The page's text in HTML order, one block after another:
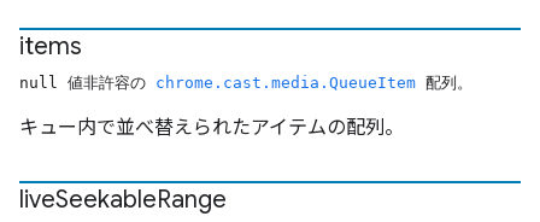
items
null 値非許容の chrome.cast.media.QueueItem 配列。
キュー内で並べ替えられたアイテムの配列。
liveSeekableRange